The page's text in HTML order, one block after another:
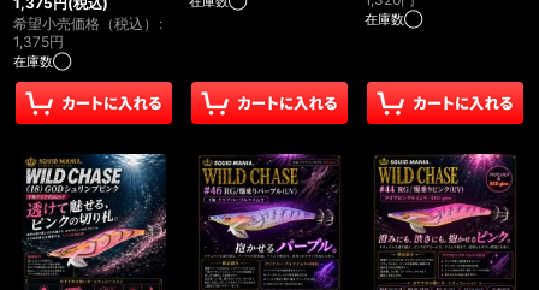
希望小売価格（税込） :
1,375円
在庫数◯
在庫数◯